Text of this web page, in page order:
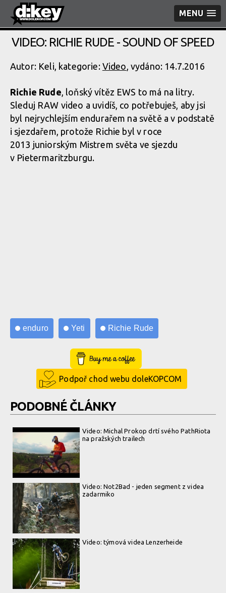
MENU
VIDEO: RICHIE RUDE - SOUND OF SPEED
Autor: Keli, kategorie: Video, vydáno: 14.7.2016
Richie Rude, loňský vítěz EWS to má na litry.
Sleduj RAW video a uvidíš, co potřebuješ, aby jsi
byl nejrychlejším endurařem na světě a v podstatě
i sjezdařem, protože Richie byl v roce
2013 juniorským Mistrem světa ve sjezdu
v Pietermarit­zburgu.
enduro Yeti Richie Rude
Buy Me a Coffee
Podpoř chod webu doleKOPCOM
PODOBNÉ ČLÁNKY
Video: Michal Prokop drtí svého PathRiota
na pražských trailech
Video: Not2Bad - jeden segment z videa
zadarmiko
Video: týmová videa Lenzerheide